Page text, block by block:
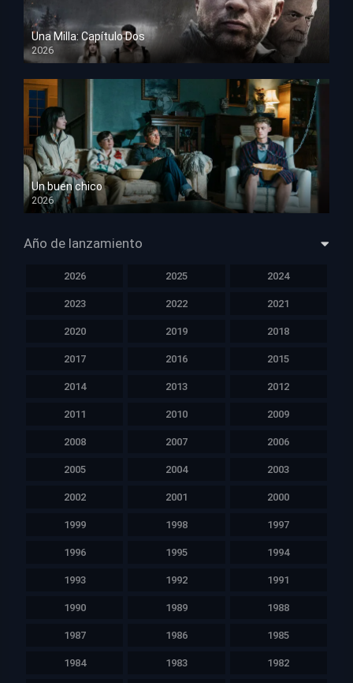
Una Milla: Capítulo Dos
2026
HD 1080p
Un buen chico
2026
HD 1080p
Año de lanzamiento
2026 2025 2024
2023 2022 2021
2020 2019 2018
2017 2016 2015
2014 2013 2012
2011 2010 2009
2008 2007 2006
2005 2004 2003
2002 2001 2000
1999 1998 1997
1996 1995 1994
1993 1992 1991
1990 1989 1988
1987 1986 1985
1984 1983 1982